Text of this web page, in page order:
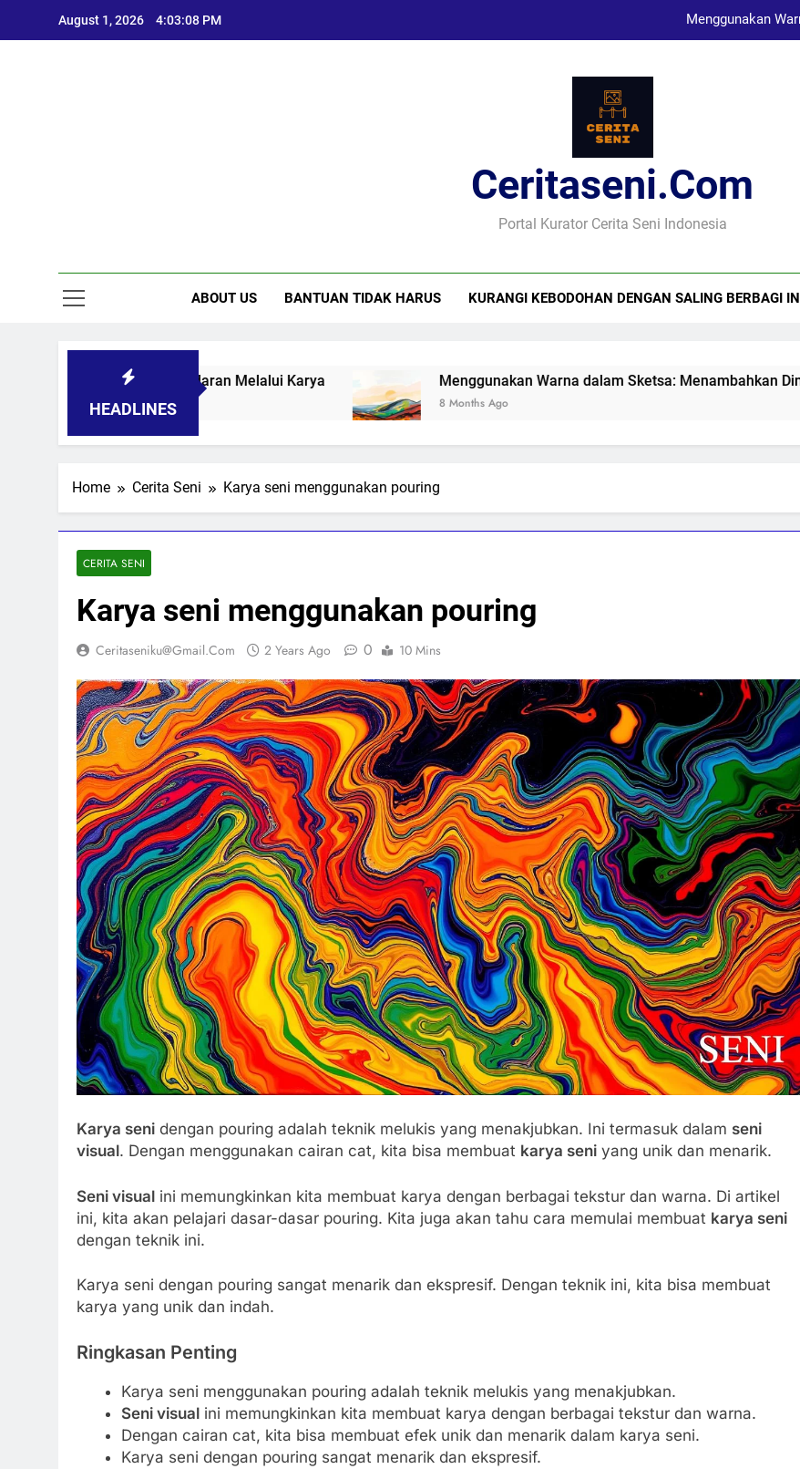
August 1, 2026 4:03:09 PM Menggunakan
Seni Visual dan Implikasi
Menggunakan
Karya Sketsa Sebagai
Ceritaseni.com
Portal Kurator Cerita Seni Indonesia
ABOUT US BANTUAN TIDAK HARUS KURANGI KEBODOHAN DENGAN SALING BERBAGI
HEADLINES
Kesadaran Melalui Karya Menggunakan Warna dalam Sketsa: Menambahkan Dimensi
8 Months Ago
Home Cerita Seni Karya seni menggunakan pouring
CERITA SENI
Karya seni menggunakan pouring
Ceritaseniku@gmail.com 2 Years Ago 0 10 Mins
Karya seni dengan pouring adalah teknik melukis yang menakjubkan. Ini termasuk dalam seni
visual. Dengan menggunakan cairan cat, kita bisa membuat karya seni yang unik dan menarik.
Seni visual ini memungkinkan kita membuat karya dengan berbagai tekstur dan warna. Di artikel
ini, kita akan pelajari dasar-dasar pouring. Kita juga akan tahu cara memulai membuat karya seni
dengan teknik ini.
Karya seni dengan pouring sangat menarik dan ekspresif. Dengan teknik ini, kita bisa membuat
karya yang unik dan indah.
Ringkasan Penting
Karya seni menggunakan pouring adalah teknik melukis yang menakjubkan.
Seni visualini memungkinkan kita membuat karya dengan berbagai tekstur dan warna.
Dengan cairan cat, kita bisa membuat efek unik dan menarik dalam karya seni.
Karya seni dengan pouring sangat menarik dan ekspresif.